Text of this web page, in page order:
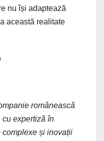
nu își adaptează
această realitate
românească
cu expertiză în
complexe și inovații